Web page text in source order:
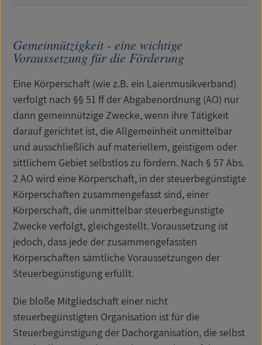
Gemeinnützigkeit - eine wichtige
Voraussetzung für die Förderung
Eine Körperschaft (wie z.B. ein Laienmusikverband)
verfolgt nach §§ 51 ff der Abgabenordnung (AO) nur
dann gemeinnützige Zwecke, wenn ihre Tätigkeit
darauf gerichtet ist, die Allgemeinheit unmittelbar
und ausschließlich auf materiellem, geistigem oder
sittlichem Gebiet selbstlos zu fördern. Nach § 57 Abs.
2 AO wird eine Körperschaft, in der steuerbegünstigte
Körperschaften zusammengefasst sind, einer
Körperschaft, die unmittelbar steuerbegünstigte
Zwecke verfolgt, gleichgestellt. Voraussetzung ist
jedoch, dass jede der zusammengefassten
Körperschaften sämtliche Voraussetzungen der
Steuerbegünstigung erfüllt.
Die bloße Mitgliedschaft einer nicht
steuerbegünstigten Organisation ist für die
Steuerbegünstigung der Dachorganisation, die selbst